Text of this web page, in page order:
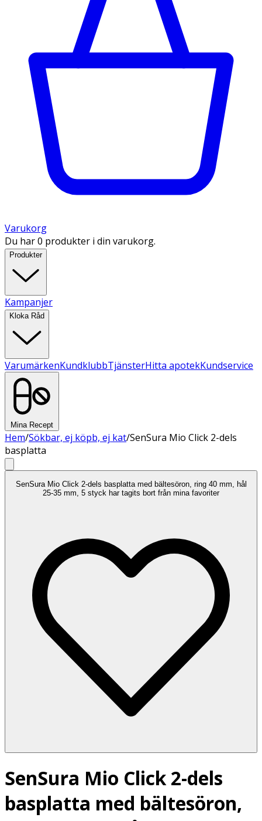
Varukorg
Du har 0 produkter i din varukorg.
Produkter
Kampanjer
Kloka Råd
VarumärkenKundklubbTjänsterHitta apotekKundservice
Mina Recept
Hem/Sökbar, ej köpb, ej kat/SenSura Mio Click 2-dels
basplatta
SenSura Mio Click 2-dels basplatta med bältesöron, ring 40 mm, hål
25-35 mm, 5 styck har tagits bort från mina favoriter
SenSura Mio Click 2-dels
basplatta med bältesöron,